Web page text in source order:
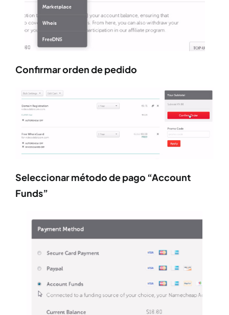
Confirmar orden de pedido
Seleccionar método de pago “Account
Funds”